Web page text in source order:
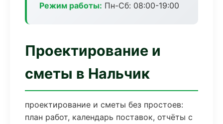
Режим работы: Пн-Сб: 08:00-19:00
Проектирование и
сметы в Нальчик
проектирование и сметы без простоев:
план работ, календарь поставок, отчёты с